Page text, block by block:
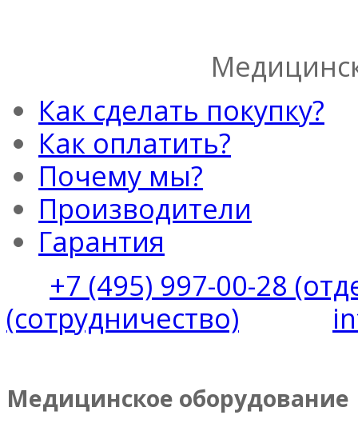
Как сделать покупку?
Как оплатить?
Почему мы?
Производители
Гарантия
+7 (495) 997-00-28
(сотрудничество)
Медицинское оборудование